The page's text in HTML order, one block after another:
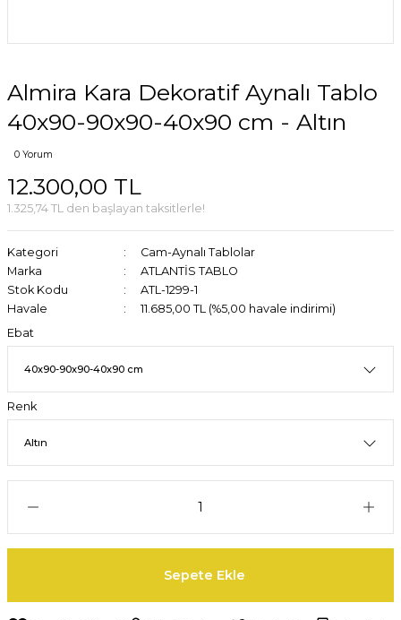
Almira Kara Dekoratif Aynalı Tablo
40x90-90x90-40x90 cm - Altın
0 Yorum
12.300,00 TL
1.325,74 TL den başlayan taksitlerle!
Kategori
Cam-Aynalı Tablolar
Marka
ATLANTİS TABLO
Stok Kodu
ATL-1299-1
Havale
11.685,00 TL (%5,00 havale indirimi)
Ebat
Renk
Sepete Ekle